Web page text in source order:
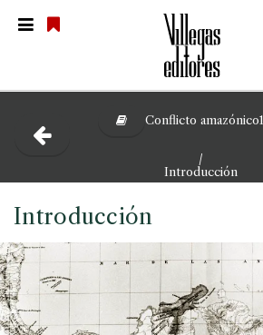
Conflicto
/
Introducción
Introducción